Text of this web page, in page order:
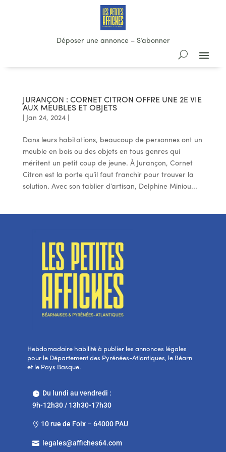
Déposer une annonce– S’abonner
JURANÇON : CORNET CITRON OFFRE UNE 2E VIE
AUX MEUBLES ET OBJETS
Jan 24, 2024|
Dans leurs habitations, beaucoup de personnes ont un
meuble en bois ou des objets en tous genres qui
méritent un petit coup de jeune. À Jurançon, Cornet
Citron est la porte qu’il faut franchir pour trouver la
solution. Avec son tablier d’artisan, Delphine Miniou...
Hebdomadaire habilité à publier les annonces légales
pour le Département des Pyrénées-Atlantiques, le Béarn
et le Pays Basque.
Du lundi au vendredi :
9h-12h30 / 13h30-17h30
 10 rue de Foix – 64000 PAU
 legales@affiches64.com